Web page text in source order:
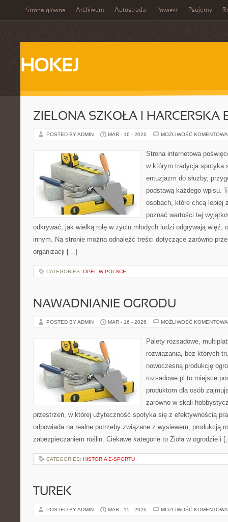
Strona główna Archiwum Autostrada Powieść Psujemy
HOKEJ
ZIELONA SZKOŁA I HARCERSKA
POSTED BY ADMIN MAR - 16 - 2026 MOŻLIWOŚĆ
Strona internetowa
w którym tradycja spotyka
entuzjazm do służby,
podstawą każdego wpisu.
osobach, które chcą lepiej
poznać wartości tej
odkrywać, jak wielką rolę w życiu młodych ludzi odgrywają więź,
innym. Na stronie można odnaleźć treści dotyczące zarówno
organizacji […]
CATEGORIES: OPEL W POLSCE
NAWADNIANIE OGRODU
POSTED BY ADMIN MAR - 16 - 2026 MOŻLIWOŚĆ
Palety rozsadowe,
rozwiązania, bez których
nowoczesną produkcję
rozsadowe.pl to miejsce
produktom dla osób
zarówno w skali
przestrzeń, w której użyteczność spotyka się z efektywnością
odpowiada na realne potrzeby związane z wysiewem, produkcją
zabezpieczaniem roślin. Ciekawe kategorie to Zioła w ogrodzie i
CATEGORIES: HISTORIA E-SPORTU
TUREK
POSTED BY ADMIN MAR - 15 - 2026 MOŻLIWOŚĆ